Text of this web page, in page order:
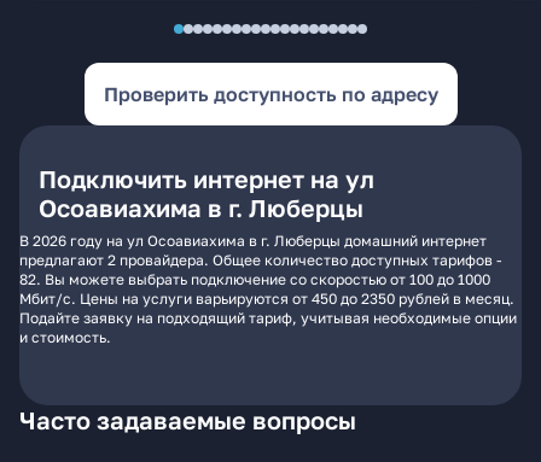
Проверить доступность по адресу
Подключить интернет на ул
Осоавиахима в г. Люберцы
В 2026 году на ул Осоавиахима в г. Люберцы домашний интернет
предлагают 2 провайдера. Общее количество доступных тарифов -
82. Вы можете выбрать подключение со скоростью от 100 до 1000
Мбит/с. Цены на услуги варьируются от 450 до 2350 рублей в месяц.
Подайте заявку на подходящий тариф, учитывая необходимые опции
и стоимость.
Часто задаваемые вопросы